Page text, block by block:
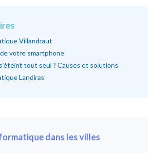
Villandraut
votre smartphone
tout seul ? Causes et solutions
Landiras
dans les villes